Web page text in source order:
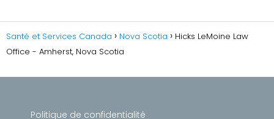
Santé et Services Canada Nova Scotia
Hicks LeMoine Law
Office - Amherst, Nova Scotia
Politique de confidentialité